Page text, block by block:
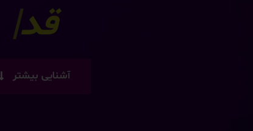
لوله کارو
آشنایی بیشتر